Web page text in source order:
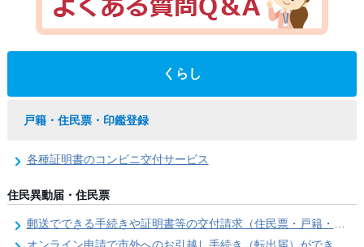
くらし
戸籍・住民票・印鑑登録
各種証明書のコンビニ交付サービス
住民異動届・住民票
郵送でできる手続きや証明書等の交付請求（住民票・戸籍・国民年金関係）